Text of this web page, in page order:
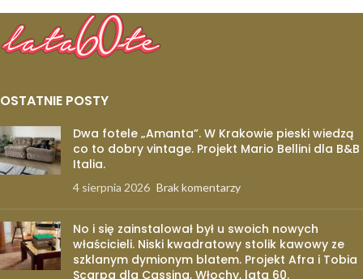
OSTATNIE POSTY
Dwa fotele „Amanta”. W Krakowie pieski wiedzą
co to dobry vintage. Projekt Mario Bellini dla B&B
Italia.
4 sierpnia 2026 Brak komentarzy
No i się zainstalował był u swoich nowych
właścicieli. Niski kwadratowy stolik kawowy ze
szklanym dymionym blatem. Projekt Afra i Tobia
Scarpa dla Cassina, Włochy, lata 60.